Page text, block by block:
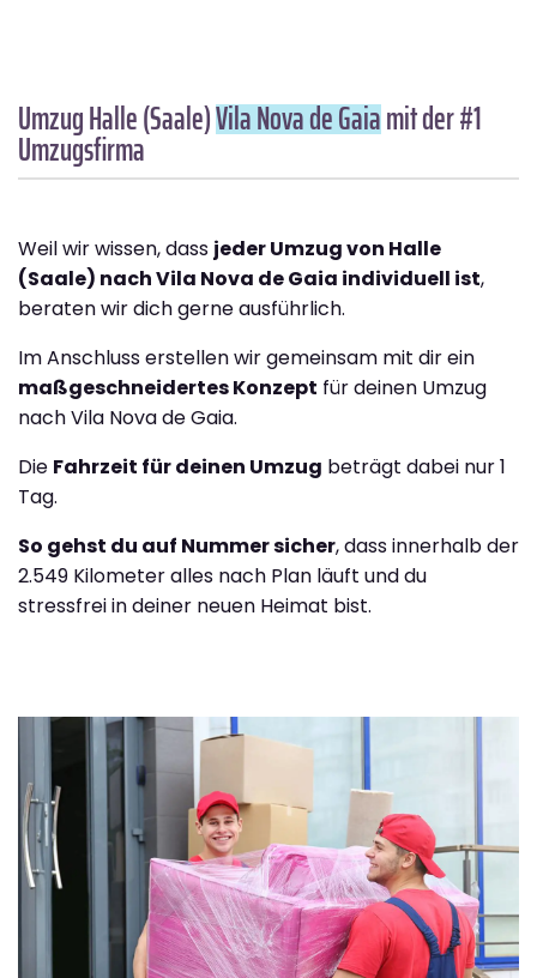
Umzug Halle (Saale)Vila Nova de Gaiamit der #1
Umzugsfirma
Weil wir wissen, dass jeder Umzug von Halle
(Saale) nach Vila Nova de Gaia individuell ist,
beraten wir dich gerne ausführlich.
Im Anschluss erstellen wir gemeinsam mit dir ein
maßgeschneidertes Konzept für deinen Umzug
nach Vila Nova de Gaia.
Die Fahrzeit für deinen Umzug beträgt dabei nur 1
Tag.
So gehst du auf Nummer sicher, dass innerhalb der
2.549 Kilometer alles nach Plan läuft und du
stressfrei in deiner neuen Heimat bist.